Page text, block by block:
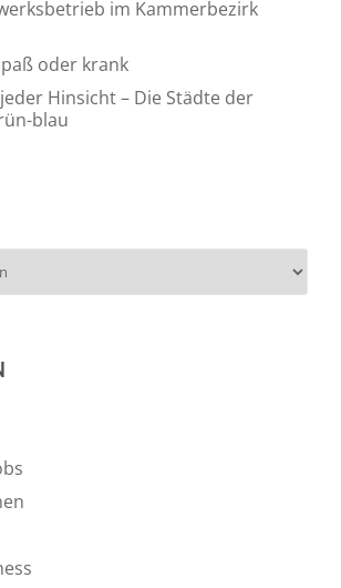
im Kammerbezirk
oder krank
Hinsicht – Die Städte der
blau